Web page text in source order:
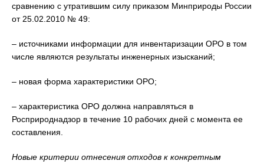
сравнению с утратившим силу приказом Минприроды России
от 25.02.2010 № 49:
– источниками информации для инвентаризации ОРО в том
числе являются результаты инженерных изысканий;
– новая форма характеристики ОРО;
– характеристика ОРО должна направляться в
Росприроднадзор в течение 10 рабочих дней с момента ее
составления.
Новые критерии отнесения отходов к конкретным